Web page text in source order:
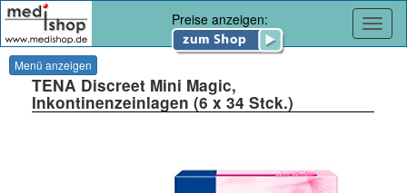
Preise anzeigen:
Menü anzeigen
TENA Discreet Mini Magic,
Inkontinenzeinlagen (6 x 34 Stck.)